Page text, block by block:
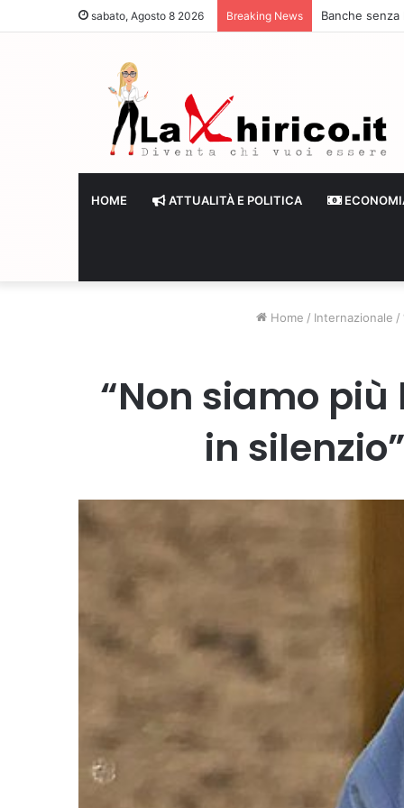
sabato, Agosto 8 2026 Breaking News Banche
HOME ATTUALITÀ E POLITICA
Home / Internazionale /
“Non siamo
in